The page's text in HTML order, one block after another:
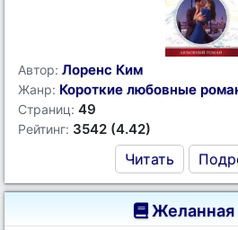
Автор: Лоренс Ким
Жанр: Короткие любовные
Страниц: 49
Рейтинг: 3542 (4.42)
Читать
Желанная